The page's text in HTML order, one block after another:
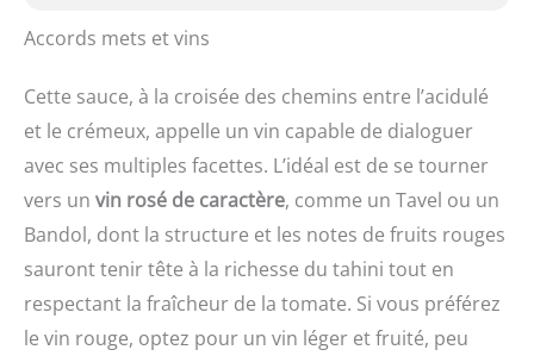
Accords mets et vins
Cette sauce, à la croisée des chemins entre l’acidulé
et le crémeux, appelle un vin capable de dialoguer
avec ses multiples facettes. L’idéal est de se tourner
vers un vin rosé de caractère, comme un Tavel ou un
Bandol, dont la structure et les notes de fruits rouges
sauront tenir tête à la richesse du tahini tout en
respectant la fraîcheur de la tomate. Si vous préférez
le vin rouge, optez pour un vin léger et fruité, peu